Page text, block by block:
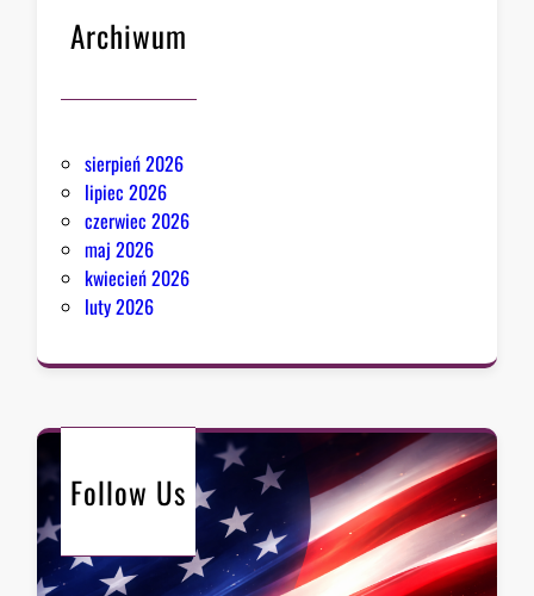
Archiwum
sierpień 2026
lipiec 2026
czerwiec 2026
maj 2026
kwiecień 2026
luty 2026
Follow Us